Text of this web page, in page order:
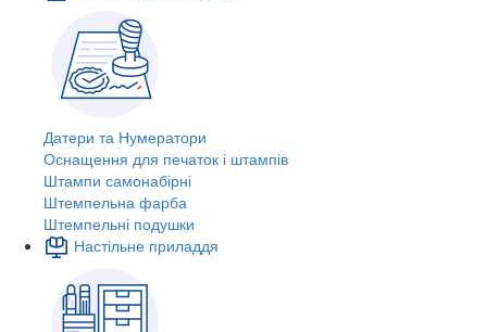
Датери та Нумератори
Оснащення для печаток і штампів
Штампи самонабірні
Штемпельна фарба
Штемпельні подушки
Настільне приладдя